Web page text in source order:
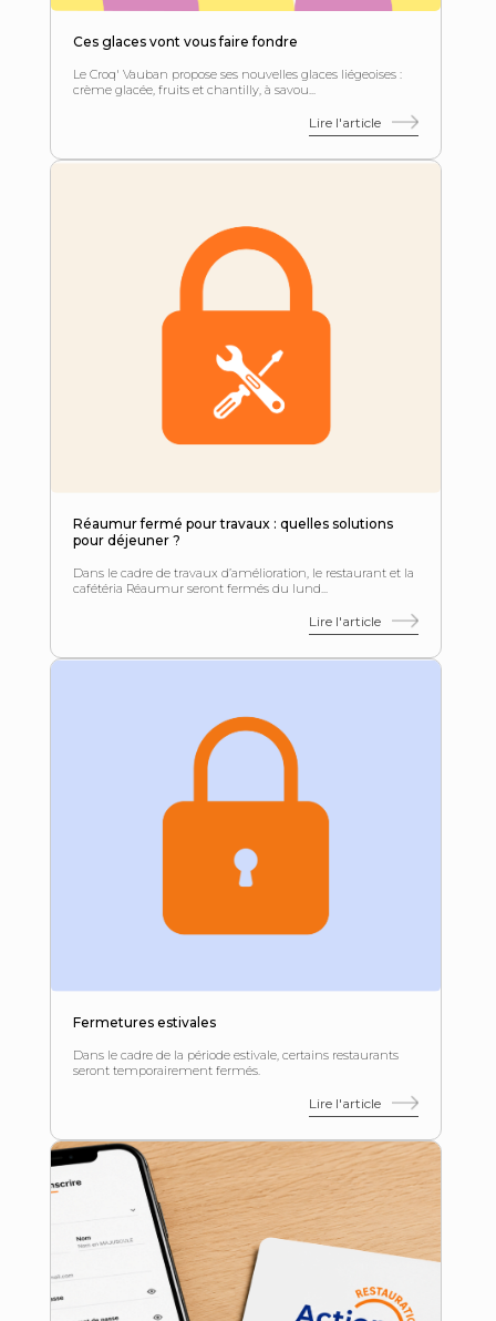
Ces glaces vont vous faire fondre
Le Croq' Vauban propose ses nouvelles glaces liégeoises :
crème glacée, fruits et chantilly, à savou...
Lire l'article
Réaumur fermé pour travaux : quelles solutions
pour déjeuner ?
Dans le cadre de travaux d’amélioration, le restaurant et la
cafétéria Réaumur seront fermés du lund...
Lire l'article
Fermetures estivales
Dans le cadre de la période estivale, certains restaurants
seront temporairement fermés.
Lire l'article